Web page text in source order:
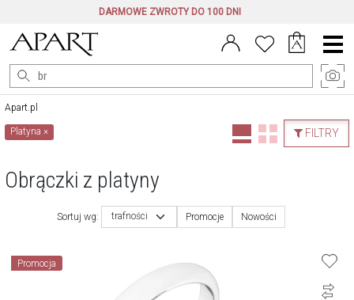
DARMOWE ZWROTY DO 100 DNI
Menu
główne
Apart.pl
FILTRY
Platyna×
Obrączki z platyny
Sortuj wg: trafności Promocje Nowości
Promocja